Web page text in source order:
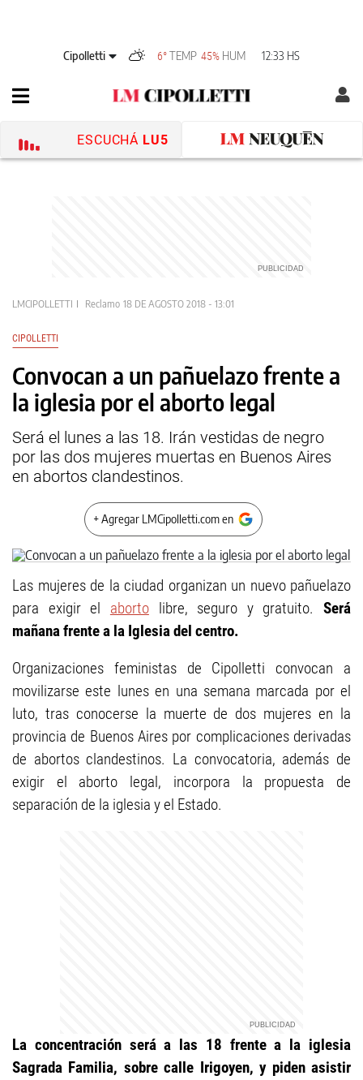
Cipolletti 6°TEMP 45% HUM 12:33 HS
ESCUCHÁ LU5
LMCIPOLLETTI Reclamo 18 DE AGOSTO 2018 - 13:01
CIPOLLETTI
Convocan a un pañuelazo frente a
la iglesia por el aborto legal
Será el lunes a las 18. Irán vestidas de negro
por las dos mujeres muertas en Buenos Aires
en abortos clandestinos.
+ Agregar LMCipolletti.com en
Las mujeres de la ciudad organizan un nuevo pañuelazo
para exigir el abortolibre, seguro y gratuito.
Será
mañana frente a la Iglesia del centro.
Organizaciones feministas de Cipolletti convocan a
movilizarse este lunes en una semana marcada por el
luto, tras conocerse la muerte de dos mujeres en la
provincia de Buenos Aires por complicaciones derivadas
de abortos clandestinos. La convocatoria, además de
exigir el aborto legal, incorpora la propuesta de
separación de la iglesia y el Estado.
La concentración será a las 18 frente a la iglesia
Sagrada Familia, sobre calle Irigoyen, y piden asistir